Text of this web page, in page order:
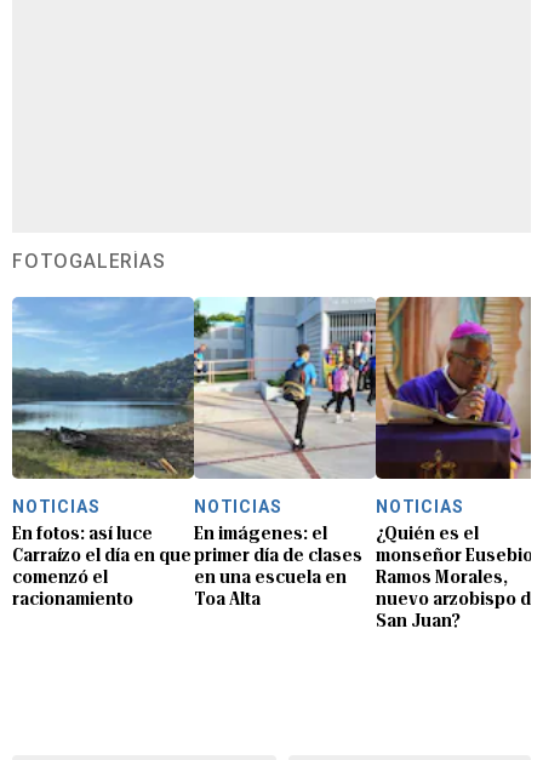
FOTOGALERÍAS
NOTICIAS
En fotos: así luce
Carraízo el día en que
comenzó el
racionamiento
NOTICIAS
En imágenes: el
primer día de clases
en una escuela en
Toa Alta
NOTICIAS
¿Quién es el
monseñor Eusebio
Ramos Morales,
nuevo arzobispo de
San Juan?